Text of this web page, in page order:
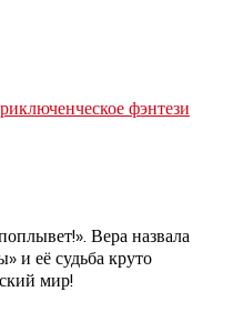
фэнтези
Вера назвала
и её судьба круто
мир!